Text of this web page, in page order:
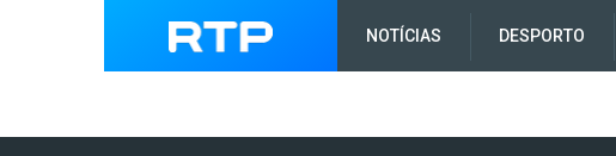
NOTÍCIAS DESPORTO